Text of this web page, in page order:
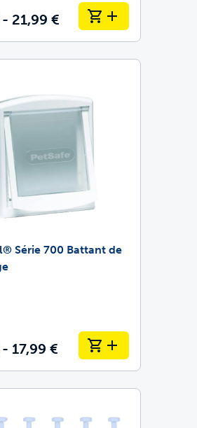
21,99 €
Série 700 Battant de
17,99 €